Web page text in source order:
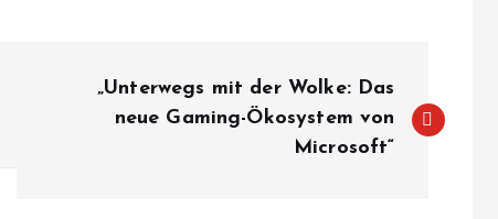
„Unterwegs mit der Wolke: Das
neue Gaming-Ökosystem von
Microsoft“